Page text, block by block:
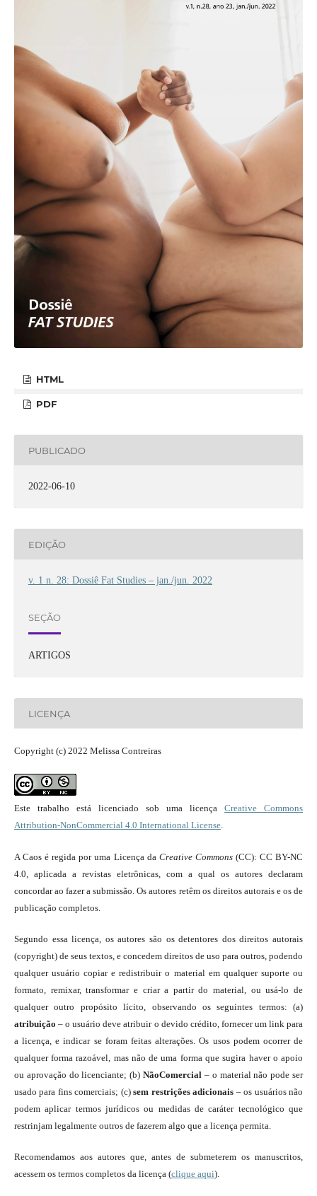
HTML
PDF
PUBLICADO
2022-06-10
EDIÇÃO
v. 1 n. 28: Dossiê Fat Studies – jan./jun. 2022
SEÇÃO
ARTIGOS
LICENÇA
Copyright (c) 2022 Melissa Contreiras
Este trabalho está licenciado sob uma licençaCreative Commons
Attribution-NonCommercial 4.0 International License.
A Caos é regida por uma Licença da Creative Commons(CC): CC BY-NC
4.0, aplicada a revistas eletrônicas, com a qual os autores declaram
concordar ao fazer a submissão. Os autores retêm os direitos autorais e os de
publicação completos.
Segundo essa licença, os autores são os detentores dos direitos autorais
(copyright) de seus textos, e concedem direitos de uso para outros, podendo
qualquer usuário copiar e redistribuir o material em qualquer suporte ou
formato, remixar, transformar e criar a partir do material, ou usá-lo de
qualquer outro propósito lícito, observando os seguintes termos: (a)
atribuição – o usuário deve atribuir o devido crédito, fornecer um link para
a licença, e indicar se foram feitas alterações. Os usos podem ocorrer de
qualquer forma razoável, mas não de uma forma que sugira haver o apoio
ou aprovação do licenciante; (b)NãoComercial – o material não pode ser
usado para fins comerciais; (c)sem restrições adicionais – os usuários não
podem aplicar termos jurídicos ou medidas de caráter tecnológico que
restrinjam legalmente outros de fazerem algo que a licença permita.
Recomendamos aos autores que, antes de submeterem os manuscritos,
acessem os termos completos da licença (clique aqui).